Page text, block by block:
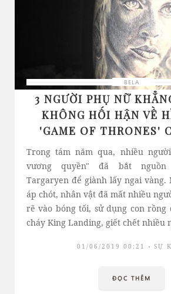
BELA
3 NGƯỜI PHỤ NỮ
KHÔNG HỐI HẬN VỀ
'GAME OF THRONES'
Trong tám năm qua, nhiều
vương quyền" đã bắt nguồn
Targaryen để giành lấy ngai vàng.
áp chót, nhân vật đã mất nhiều
rẽ vào bóng tối, sử dụng con rồng
cháy King Landing, giết chết nhiều
01/06/2019 00:21 SỰ
ĐỌC THÊM